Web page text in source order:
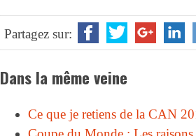
Partagez sur:
Dans la même veine
Ce que je retiens de la CAN